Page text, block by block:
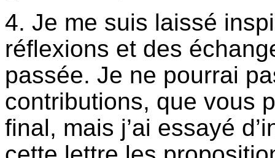
4. Je me suis laissé
réflexions et des
passée. Je ne pourrai
contributions, que vous
final, mais j’ai essayé